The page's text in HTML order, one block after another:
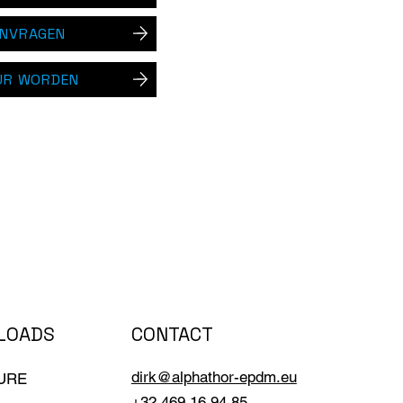
WORDEN
CONTACT
dirk@alphathor-epdm.eu